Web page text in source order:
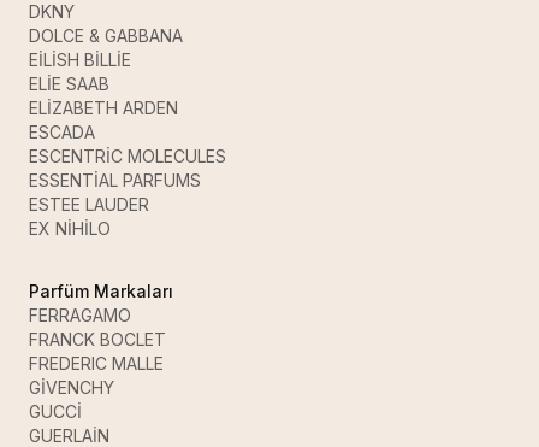
DKNY
DOLCE & GABBANA
EİLİSH BİLLİE
ELİE SAAB
ELİZABETH ARDEN
ESCADA
ESCENTRİC MOLECULES
ESSENTİAL PARFUMS
ESTEE LAUDER
EX NİHİLO
Parfüm Markaları
FERRAGAMO
FRANCK BOCLET
FREDERIC MALLE
GİVENCHY
GUCCİ
GUERLAİN